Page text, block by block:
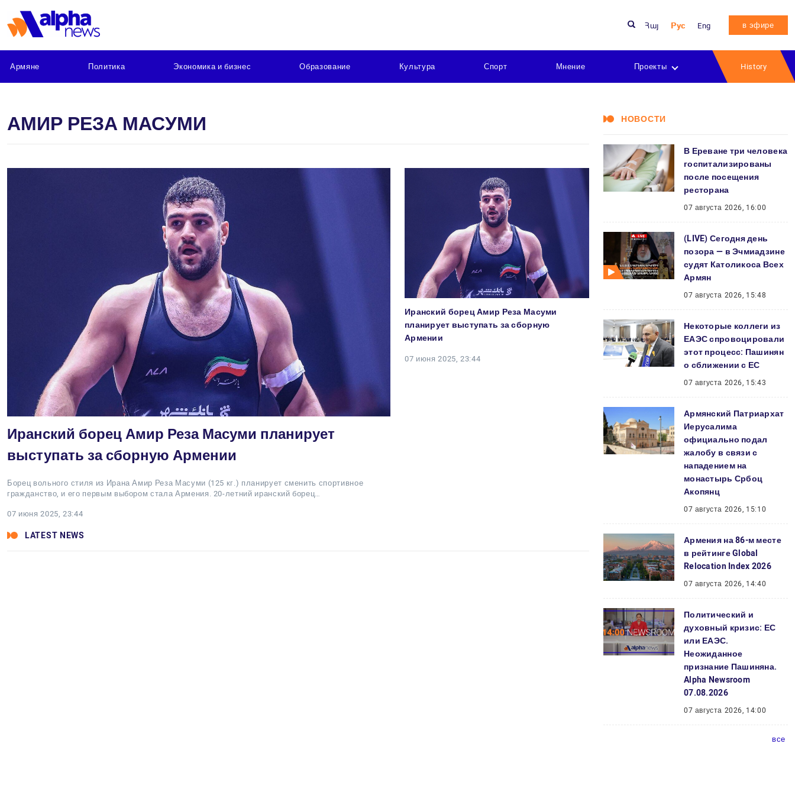
Հայ Рус Eng в эфире
Армяне Политика Экономика и бизнес Образование Культура Спорт Мнение Проекты History
АМИР РЕЗА МАСУМИ
Иранский борец Амир Реза Масуми планирует
выступать за сборную Армении
Борец вольного стиля из Ирана Амир Реза Масуми (125 кг.) планирует сменить спортивное
гражданство, и его первым выбором стала Армения. 20-летний иранский борец…
07 июня 2025, 23:44
Иранский борец Амир Реза Масуми
планирует выступать за сборную
Армении
07 июня 2025, 23:44
LATEST NEWS
НОВОСТИ
В Ереване три человека
госпитализированы
после посещения
ресторана
07 августа 2026, 16:00
(LIVE) Сегодня день
позора — в Эчмиадзине
судят Католикоса Всех
Армян
07 августа 2026, 15:48
Некоторые коллеги из
ЕАЭС спровоцировали
этот процесс: Пашинян
о сближении с ЕС
07 августа 2026, 15:43
Армянский Патриархат
Иерусалима
официально подал
жалобу в связи с
нападением на
монастырь Србоц
Акопянц
07 августа 2026, 15:10
Армения на 86-м месте
в рейтинге Global
Relocation Index 2026
07 августа 2026, 14:40
Политический и
духовный кризис: ЕС
или ЕАЭС.
Неожиданное
признание Пашиняна.
Alpha Newsroom
07.08.2026
07 августа 2026, 14:00
все